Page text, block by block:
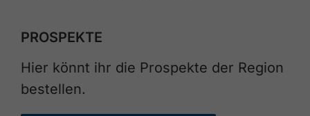
PROSPEKTE
Hier könnt ihr die Prospekte der Region
bestellen.